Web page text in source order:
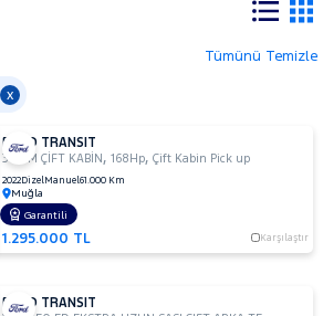
Tümünü Temizle
x
FORD TRANSIT
350 M ÇİFT KABİN ,168Hp,Çift Kabin Pick up
2022DizelManuel61.000 Km
Muğla
1.295.000 TL Karşılaştır
Garantili
FORD TRANSIT